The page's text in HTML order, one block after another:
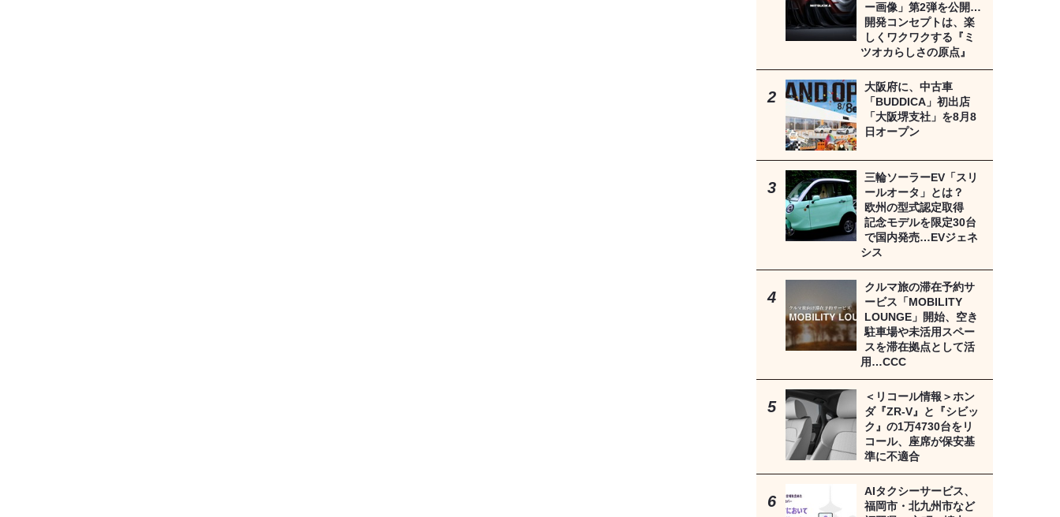
ー画像」第2弾を公開…
開発コンセプトは、楽
しくワクワクする『ミ
ツオカらしさの原点』
大阪府に、中古車
「BUDDICA」初出店
「大阪堺支社」を8月8
日オープン
三輪ソーラーEV「スリ
ールオータ」とは？
欧州の型式認定取得
記念モデルを限定30台
で国内発売…EVジェネ
シス
クルマ旅の滞在予約サ
ービス「MOBILITY
LOUNGE」開始、空き
駐車場や未活用スペー
スを滞在拠点として活
用…CCC
＜リコール情報＞ホン
ダ『ZR-V』と『シビッ
ク』の1万4730台をリ
コール、座席が保安基
準に不適合
AIタクシーサービス、
福岡市・北九州市など